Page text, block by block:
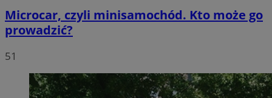
Microcar, czyli minisamochód. Kto może go
prowadzić?
51